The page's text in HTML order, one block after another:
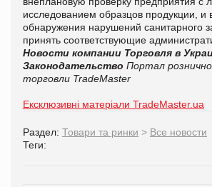
исследованием образцов продукции, и
обнаружения нарушений санитарного
принять соответствующие
Новости компании Торговля в
Законодательство Портал
торговли TradeMaster
Ексклюзивні матеріали TradeMaster.ua
Раздел: Товари та ринки > Все новости
Теги: